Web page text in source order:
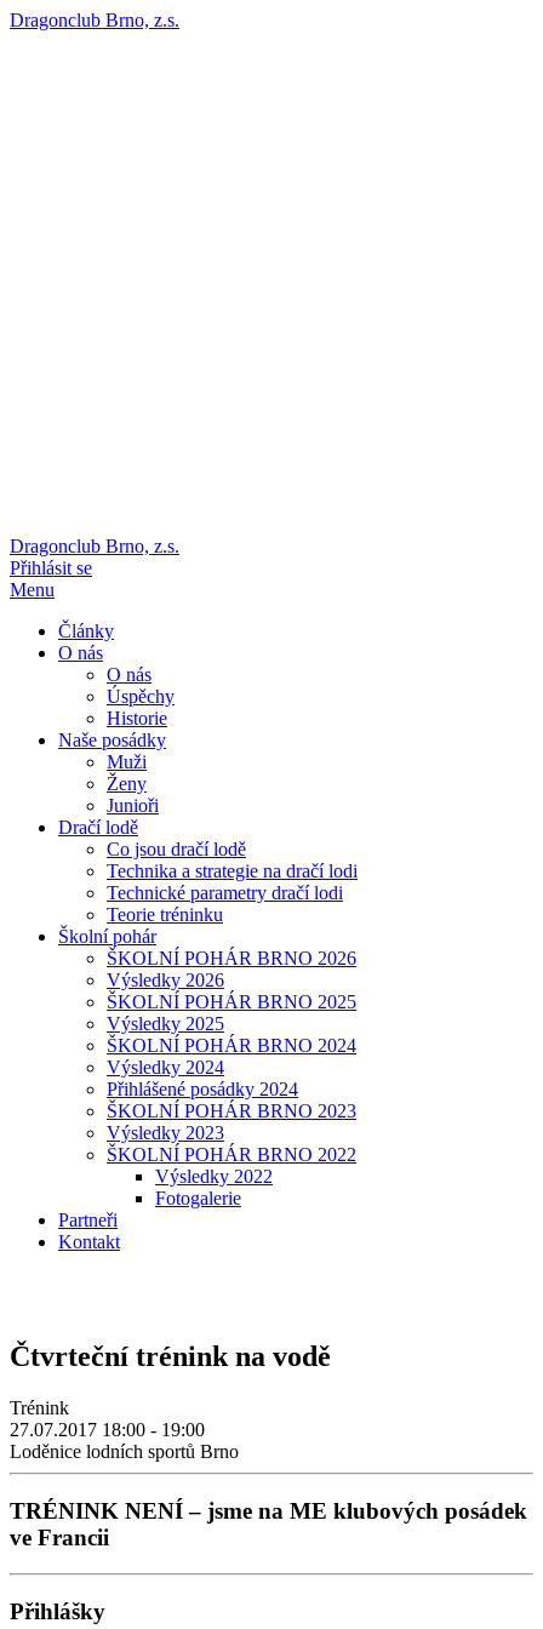
Dragonclub Brno, z.s.
Dragonclub Brno, z.s.
Přihlásit se
Menu
Články
O nás
O nás
Úspěchy
Historie
Naše posádky
Muži
Ženy
Junioři
Dračí lodě
Co jsou dračí lodě
Technika a strategie na dračí lodi
Technické parametry dračí lodi
Teorie tréninku
Školní pohár
ŠKOLNÍ POHÁR BRNO 2026
Výsledky 2026
ŠKOLNÍ POHÁR BRNO 2025
Výsledky 2025
ŠKOLNÍ POHÁR BRNO 2024
Výsledky 2024
Přihlášené posádky 2024
ŠKOLNÍ POHÁR BRNO 2023
Výsledky 2023
ŠKOLNÍ POHÁR BRNO 2022
Výsledky 2022
Fotogalerie
Partneři
Kontakt
Čtvrteční trénink na vodě
Trénink
27.07.2017 18:00 - 19:00
Loděnice lodních sportů Brno
TRÉNINK NENÍ – jsme na ME klubových posádek
ve Francii
Přihlášky